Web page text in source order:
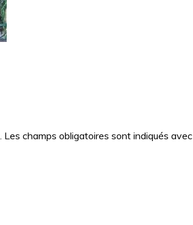
Les champs obligatoires sont indiqués avec